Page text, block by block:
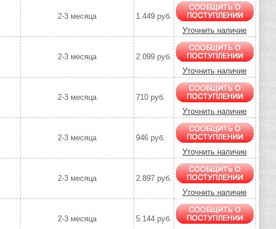
2-3 месяца
1.449 руб.
Уточнить наличие
2-3 месяца
2.099 руб.
Уточнить наличие
2-3 месяца
710 руб.
Уточнить наличие
2-3 месяца
946 руб.
Уточнить наличие
2-3 месяца
2.897 руб.
Уточнить наличие
2-3 месяца
5.144 руб.